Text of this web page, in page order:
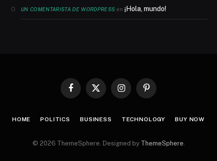
UN COMENTARISTA DE WORDPRESS en¡Hola, mundo!
Facebook
X
InstagramPinterest
HOME POLITICS BUSINESS TECHNOLOGY BUY NOW
© 2026 ThemeSphere. Designed by ThemeSphere.